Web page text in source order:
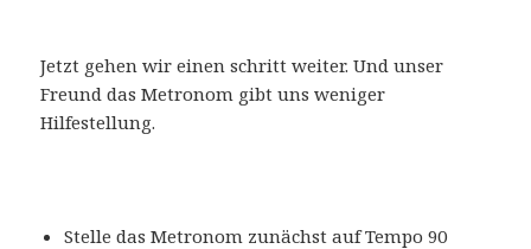
Jetzt gehen wir einen schritt weiter. Und unser
Freund das Metronom gibt uns weniger
Hilfestellung.
Stelle das Metronom zunächst auf Tempo 90